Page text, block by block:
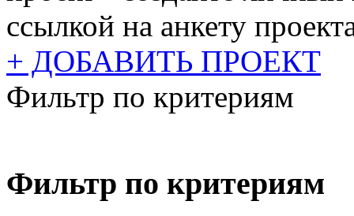
ссылкой на анкету
+ ДОБАВИТЬ ПРОЕКТ
Фильтр по критериям
Фильтр по критериям